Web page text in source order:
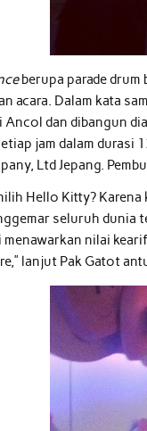
berupa parade
acara. Dalam kata
Ancol dan dibangun
jam dalam durasi
Ltd Jepang.
Hello Kitty?
seluruh dunia
menawarkan nilai
lanjut Pak Gatot